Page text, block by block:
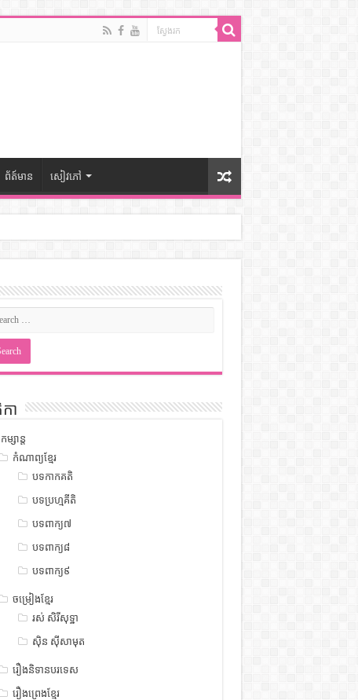
ព័ត៍មាន សៀវភៅ
ា
កម្សាន្ត
កំណាព្យខ្មែរ
បទកាកគតិ
បទប្រហ្មគីតិ
បទពាក្យ៧
បទពាក្យ៨
បទពាក្យ៩
ចម្រៀងខ្មែរ
រស់ សិរីសុទ្ឋា
ស៊ិន ស៊ីសាមុត
រឿងនិទានបរទេស
រឿងព្រេងខ្មែរ